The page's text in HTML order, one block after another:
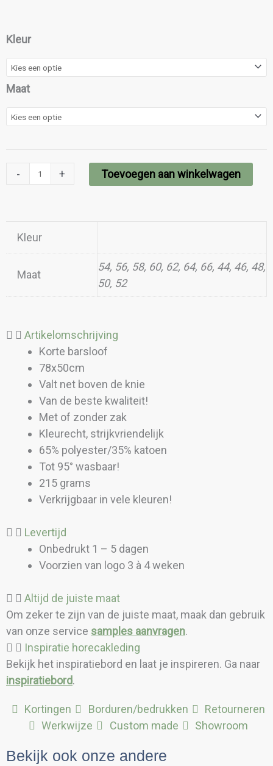
Kleur
Maat
-
Chef
Nero
aantal
+ Toevoegen aan winkelwagen
Kleur
Maat
54, 56, 58, 60, 62, 64, 66, 44, 46, 48,
50, 52
Artikelomschrijving
Korte barsloof
78x50cm
Valt net boven de knie
Van de beste kwaliteit!
Met of zonder zak
Kleurecht, strijkvriendelijk
65% polyester/35% katoen
Tot 95° wasbaar!
215 grams
Verkrijgbaar in vele kleuren!
Levertijd
Onbedrukt 1 – 5 dagen
Voorzien van logo 3 à 4 weken
Altijd de juiste maat
Om zeker te zijn van de juiste maat, maak dan gebruik
van onze service samples aanvragen.
Inspiratie horecakleding
Bekijk het inspiratiebord en laat je inspireren. Ga naar
inspiratiebord.
Kortingen Borduren/bedrukken
Retourneren
Werkwijze
Custom made Showroom
Bekijk ook onze andere